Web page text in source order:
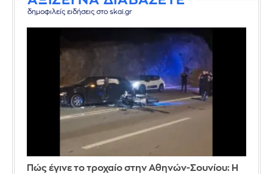
δημοφιλείς ειδήσεις στο skai.gr
Πώς έγινε το τροχαίο στην Αθηνών-Σουνίου: Η